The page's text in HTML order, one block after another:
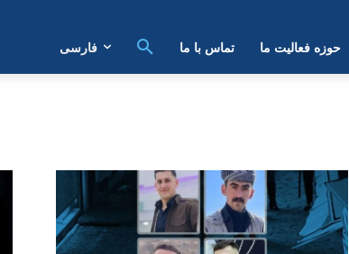
حوزه فعالیت ما تماس با ما فارسی